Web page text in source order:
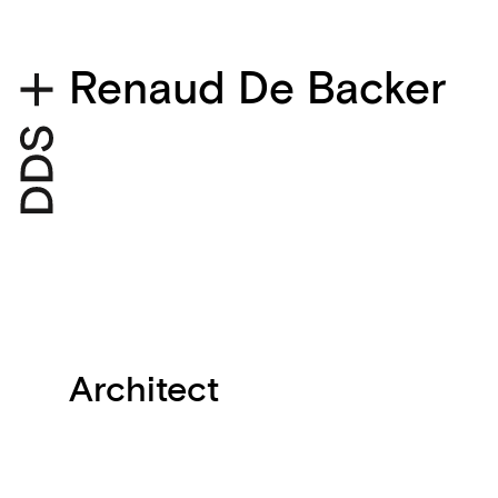
Renaud De Backer
Architect